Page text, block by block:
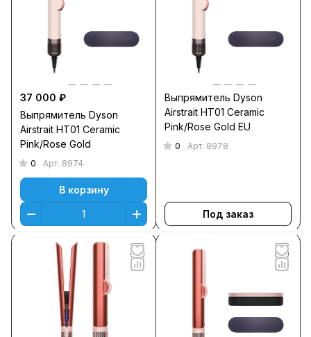
37 000 ₽
Выпрямитель Dyson
Airstrait HT01 Ceramic
Pink/Rose Gold
0 Арт. 8974
В корзину
Выпрямитель Dyson
Airstrait HT01 Ceramic
Pink/Rose Gold EU
0 Арт. 8978
Под заказ